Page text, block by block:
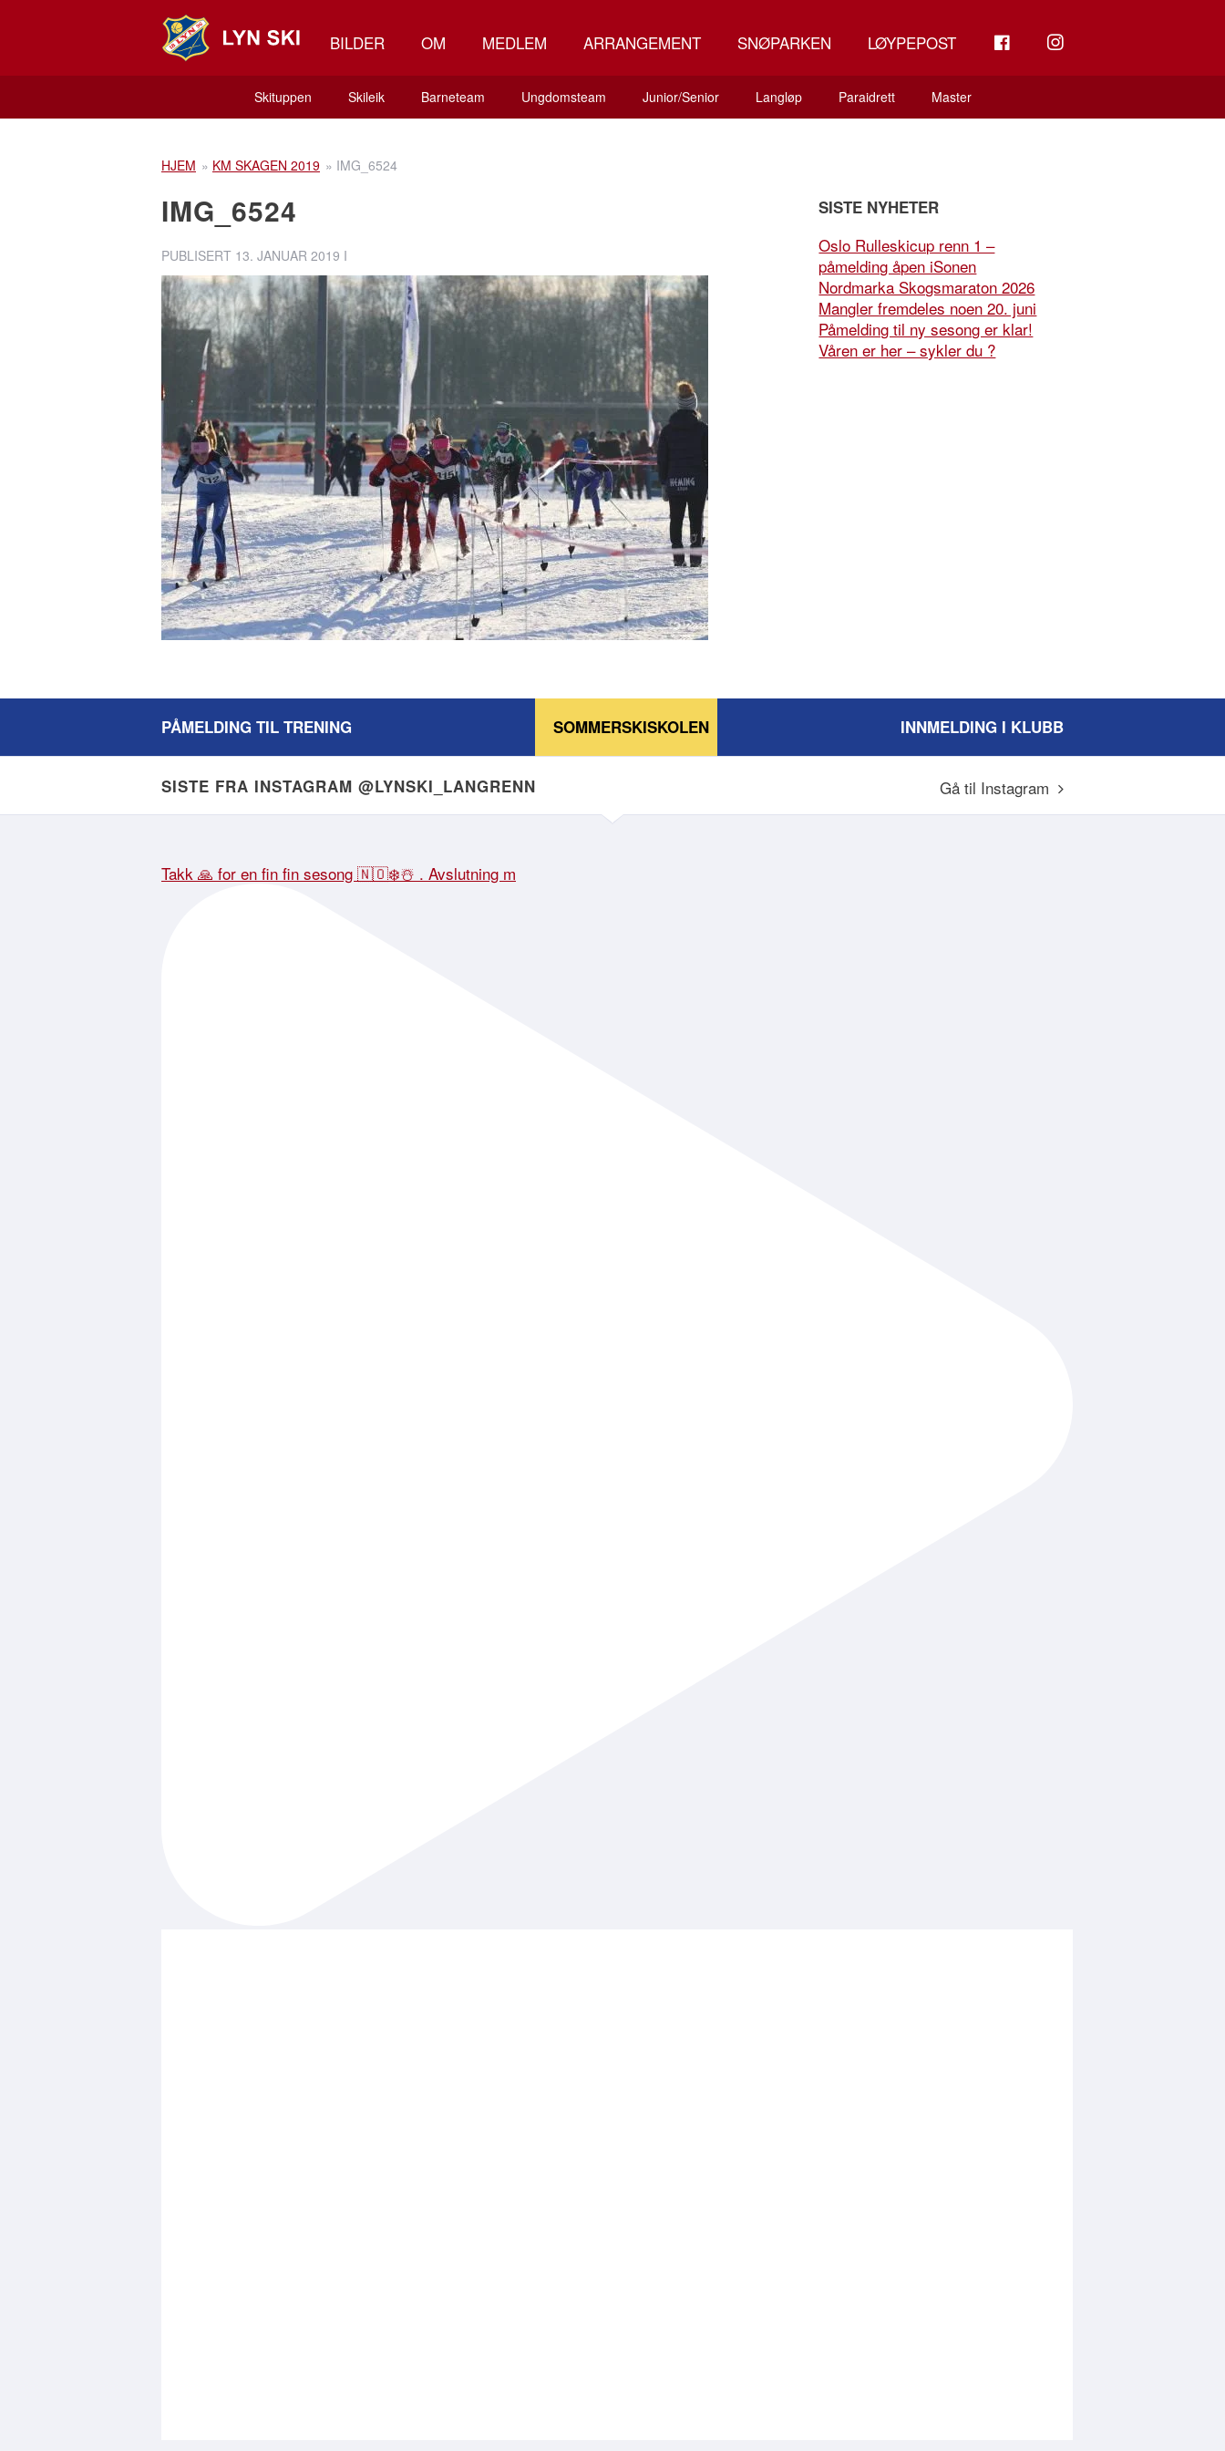
BILDER OM MEDLEM ARRANGEMENT SNØPARKEN LØYPEPOST INSTAGRAM
Skituppen Skileik Barneteam Ungdomsteam Junior/Senior Langløp Paraidrett Master
HJEM » KM SKAGEN 2019 » IMG_6524
IMG_6524
PUBLISERT 13. JANUAR 2019 I
SISTE NYHETER
Oslo Rulleskicup renn 1 –
påmelding åpen iSonen
Nordmarka Skogsmaraton 2026
Mangler fremdeles noen 20. juni
Påmelding til ny sesong er klar!
Våren er her – sykler du ?
PÅMELDING TIL TRENING INNMELDING I KLUBB
SOMMERSKISKOLEN
SISTE FRA INSTAGRAM @LYNSKI_LANGRENN Gå til Instagram
Takk 🙏 for en fin fin sesong 🇳🇴❄️☃️ . Avslutning m